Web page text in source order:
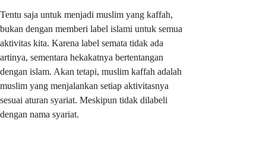
Tentu saja untuk menjadi muslim yang kaffah,
bukan dengan memberi label islami untuk semua
aktivitas kita. Karena label semata tidak ada
artinya, sementara hekakatnya bertentangan
dengan islam. Akan tetapi, muslim kaffah adalah
muslim yang menjalankan setiap aktivitasnya
sesuai aturan syariat. Meskipun tidak dilabeli
dengan nama syariat.